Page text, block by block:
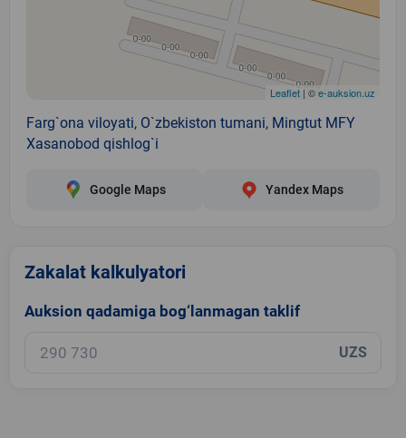
Leaflet | ©e-auksion.uz
Farg`ona viloyati, O`zbekiston tumani, Mingtut MFY
Xasanobod qishlog`i
Google Maps Yandex Maps
Zakalat kalkulyatori
Auksion qadamiga bog‘lanmagan taklif
UZS